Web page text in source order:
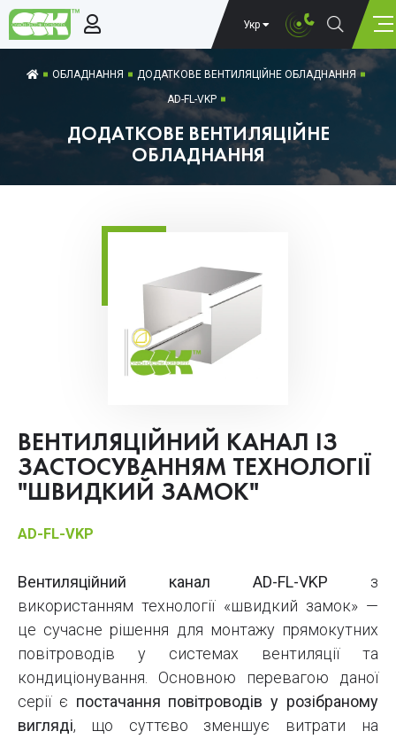
Укр
ОБЛАДНАННЯ
ДОДАТКОВЕ ВЕНТИЛЯЦІЙНЕ ОБЛАДНАННЯ
AD-FL-VKP
ДОДАТКОВЕ ВЕНТИЛЯЦІЙНЕ
ОБЛАДНАННЯ
ВЕНТИЛЯЦІЙНИЙ КАНАЛ ІЗ
ЗАСТОСУВАННЯМ ТЕХНОЛОГІЇ
"ШВИДКИЙ ЗАМОК"
AD-FL-VKP
Вентиляційний канал AD-FL-VKP з
використанням технології «швидкий замок» —
це сучасне рішення для монтажу прямокутних
повітроводів у системах вентиляції та
кондиціонування. Основною перевагою даної
серії є постачання повітроводів у розібраному
вигляді, що суттєво зменшує витрати на